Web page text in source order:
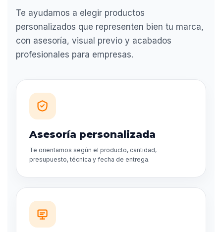
Te ayudamos a elegir productos
personalizados que representen bien tu marca,
con asesoría, visual previo y acabados
profesionales para empresas.
Asesoría personalizada
Te orientamos según el producto, cantidad,
presupuesto, técnica y fecha de entrega.